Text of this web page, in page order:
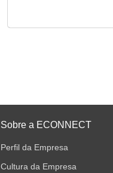
Sobre a ECONNECT
Perfil da Empresa
Cultura da Empresa